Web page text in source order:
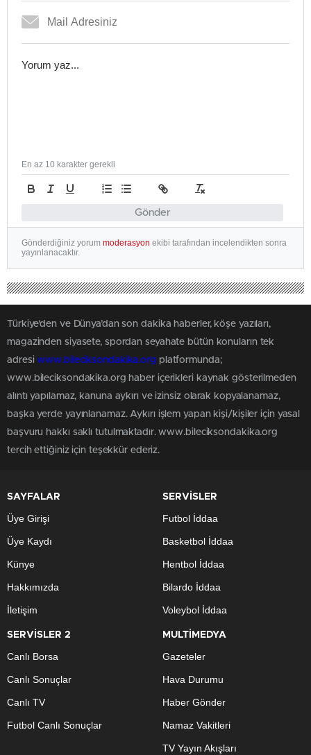
Gönder
En az 10 karakter gerekli
Gönderdiğiniz yorum moderasyon ekibi tarafından incelendikten sonra
yayınlanacaktır.
Türkiye'den ve Dünya’dan son dakika haberler, köşe yazıları,
magazinden siyasete, spordan seyahate bütün konuların tek
adresiwww.bileciksondakika.org platformunda;
www.bileciksondakika.org haber içerikleri kaynak gösterilmeden
alıntı yapılamaz, kanuna aykırı ve izinsiz olarak kopyalanamaz,
başka yerde yayınlanamaz. Aykırı işlem yapan kişi/kişiler için yasal
başvuru hakkı saklı tutulmaktadır. www.bileciksondakika.org
tercih ettiğiniz için teşekkür ederiz.
SAYFALAR
Üye Girişi
Üye Kaydı
Künye
Hakkımızda
İletişim
SERVİSLER
Futbol İddaa
Basketbol İddaa
Hentbol İddaa
Bilardo İddaa
Voleybol İddaa
SERVİSLER 2
Canlı Borsa
Canlı Sonuçlar
Canlı TV
Futbol Canlı Sonuçlar
MULTİMEDYA
Gazeteler
Hava Durumu
Haber Gönder
Namaz Vakitleri
TV Yayın Akışları